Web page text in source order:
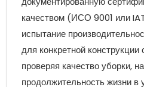
качеством (ИСО 9001 или
испытание
для конкретной конструкции
проверяя качество уборки,
продолжительность жизни в